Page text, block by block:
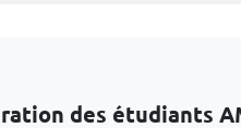
des étudiants